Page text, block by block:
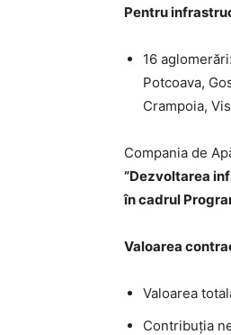
Pentru
16
Potcoava,
Crampoia,
Compania de
”Dezvoltarea
în cadrul
Valoarea
Valoarea
Contribuția